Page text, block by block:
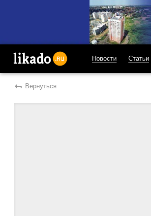
Новости Статьи
Вернуться